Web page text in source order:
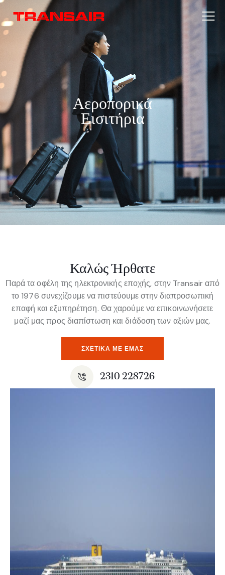
Αεροπορικά
Εισιτήρια
Καλώς Ήρθατε
Παρά τα οφέλη της ηλεκτρονικής εποχής, στην Transair από
το 1976 συνεχίζουμε να πιστεύουμε στην διαπροσωπική
επαφή και εξυπηρέτηση. Θα χαρούμε να επικοινωνήσετε
μαζί μας προς διαπίστωση και διάδοση των αξιών μας.
ΣΧΕΤΙΚΆ ΜΕ ΕΜΆΣ
2310 228726